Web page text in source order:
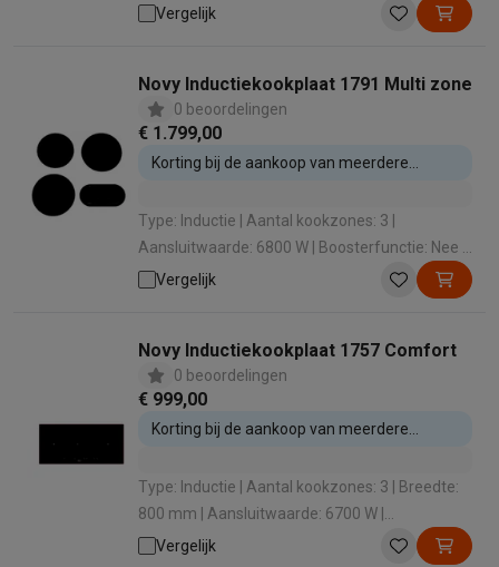
Boosterfunctie: Nee
Vergelijk
Novy Inductiekookplaat 1791 Multi zone
0 beoordelingen
€ 1.799,00
Korting bij de aankoop van meerdere
Type: Inductie | Aantal kookzones: 3 |
Aansluitwaarde: 6800 W | Boosterfunctie: Nee |
Timer: Ja
Vergelijk
Novy Inductiekookplaat 1757 Comfort
0 beoordelingen
€ 999,00
Korting bij de aankoop van meerdere
Type: Inductie | Aantal kookzones: 3 | Breedte:
800 mm | Aansluitwaarde: 6700 W |
Boosterfunctie: Nee
Vergelijk